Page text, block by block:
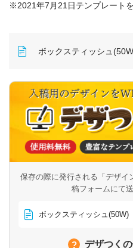
※2021年7月21日テンプレートを
ボックスティッシュ
保存の際に発行される「デザイ
稿フォームにて
ボックスティッシュ(50W)
デザつく